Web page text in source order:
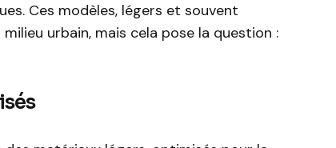
Ces modèles, légers et souvent
urbain, mais cela pose la question :